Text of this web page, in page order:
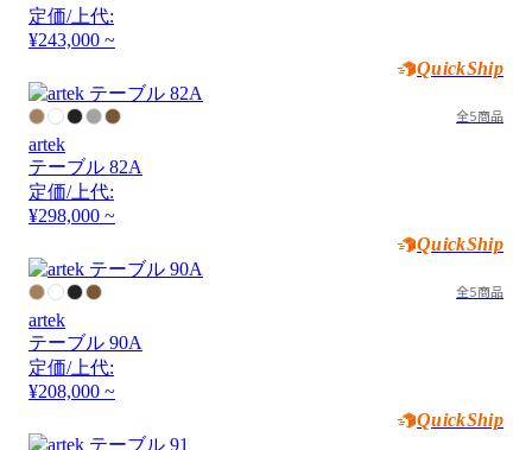
定価/上代:
¥243,000 ~
QuickShip
全5商品
artek
テーブル 82A
定価/上代:
¥298,000 ~
QuickShip
全5商品
artek
テーブル 90A
定価/上代:
¥208,000 ~
QuickShip